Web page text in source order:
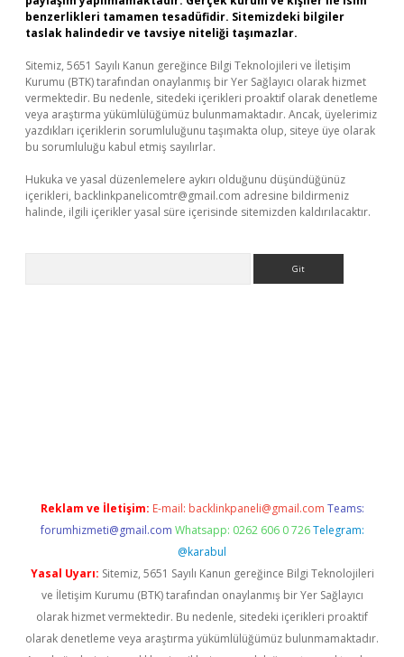
benzerlikleri tamamen tesadüfidir. Sitemizdeki bilgiler
taslak halindedir ve tavsiye niteliği taşımazlar.
Sitemiz, 5651 Sayılı Kanun gereğince Bilgi Teknolojileri ve İletişim
Kurumu (BTK) tarafından onaylanmış bir Yer Sağlayıcı olarak hizmet
vermektedir. Bu nedenle, sitedeki içerikleri proaktif olarak denetleme
veya araştırma yükümlülüğümüz bulunmamaktadır. Ancak, üyelerimiz
yazdıkları içeriklerin sorumluluğunu taşımakta olup, siteye üye olarak
bu sorumluluğu kabul etmiş sayılırlar.
Hukuka ve yasal düzenlemelere aykırı olduğunu düşündüğünüz
içerikleri, backlinkpanelicomtr@gmail.com adresine bildirmeniz
halinde, ilgili içerikler yasal süre içerisinde sitemizden kaldırılacaktır.
Reklam ve İletişim: E-mail: backlinkpaneli@gmail.com Teams:
forumhizmeti@gmail.com Whatsapp: 0262 606 0 726 Telegram:
@karabul
Yasal Uyarı: Sitemiz, 5651 Sayılı Kanun gereğince Bilgi Teknolojileri
ve İletişim Kurumu (BTK) tarafından onaylanmış bir Yer Sağlayıcı
olarak hizmet vermektedir. Bu nedenle, sitedeki içerikleri proaktif
olarak denetleme veya araştırma yükümlülüğümüz bulunmamaktadır.